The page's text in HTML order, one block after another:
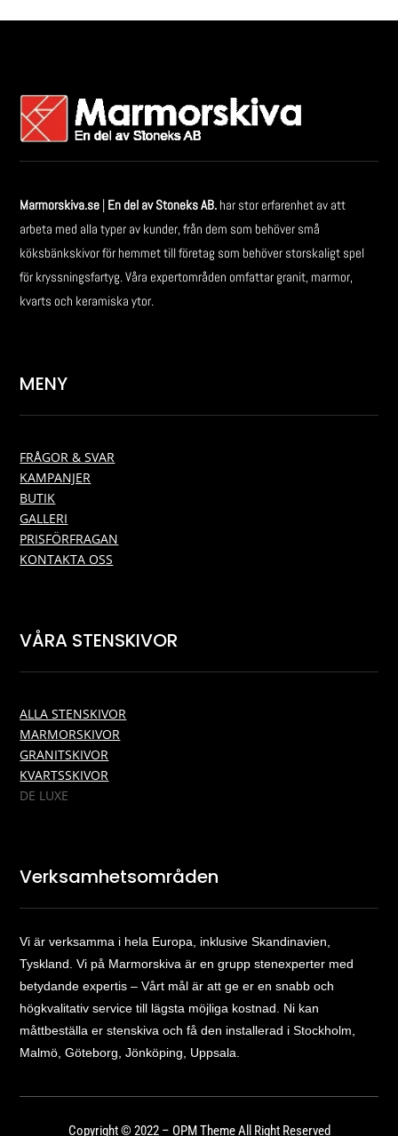
Marmorskiva.se | En del av Stoneks AB.har stor erfarenhet av att
arbeta med alla typer av kunder, från dem som behöver små
köksbänkskivor för hemmet till företag som behöver storskaligt spel
för kryssningsfartyg. Våra expertområden omfattar granit, marmor,
kvarts och keramiska ytor.
MENY
FRÅGOR & SVAR
KAMPANJER
BUTIK
GALLERI
PRISFÖRFRAGAN
KONTAKTA OSS
VÅRA STENSKIVOR
ALLA STENSKIVOR
MARMORSKIVOR
GRANITSKIVOR
KVARTSSKIVOR
DE LUXE
Verksamhetsområden
Vi är verksamma i hela Europa, inklusive Skandinavien,
Tyskland. Vi på Marmorskiva är en grupp stenexperter med
betydande expertis – Vårt mål är att ge er en snabb och
högkvalitativ service till lägsta möjliga kostnad. Ni kan
måttbeställa er stenskiva och få den installerad i Stockholm,
Malmö, Göteborg, Jönköping, Uppsala.
Copyright © 2022 – OPM Theme All Right Reserved